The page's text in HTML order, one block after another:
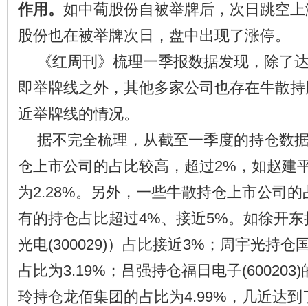
作用。 如中葡股份自被举牌后，次日跳空
股份也在被举牌次日，盘中出现了涨停。
《红周刊》梳理一季报数据发现，除了
即举牌线之外，其他多家公司也存在牛散
近举牌线的情况。
据不完全梳理，从截至一季度的持仓数
仓上市公司的占比较高，超过2%，如赵建
为2.28%。另外，一些牛散持仓上市公司
有的持仓占比超过4%、接近5%。如徐开
光电(300029)）占比接近3%；周宇光持仓
占比为3.19%；吕强持仓福日电子(600203)
玲持仓龙佰集团的占比为4.99%，几近达到